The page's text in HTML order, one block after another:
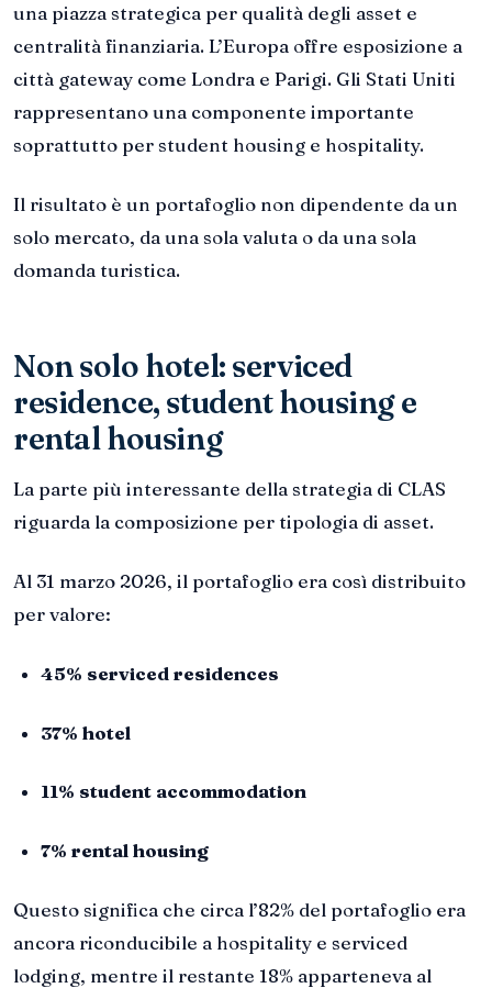
una piazza strategica per qualità degli asset e
centralità finanziaria. L’Europa offre esposizione a
città gateway come Londra e Parigi. Gli Stati Uniti
rappresentano una componente importante
soprattutto per student housing e hospitality.
Il risultato è un portafoglio non dipendente da un
solo mercato, da una sola valuta o da una sola
domanda turistica.
Non solo hotel: serviced
residence, student housing e
rental housing
La parte più interessante della strategia di CLAS
riguarda la composizione per tipologia di asset.
Al 31 marzo 2026, il portafoglio era così distribuito
per valore:
45% serviced residences
37% hotel
11% student accommodation
7% rental housing
Questo significa che circa l’82% del portafoglio era
ancora riconducibile a hospitality e serviced
lodging, mentre il restante 18% apparteneva al